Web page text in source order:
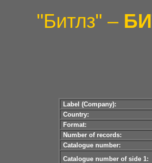
"Битлз" –
Label (Company):
Country:
Format:
Number of records:
Catalogue number:
Catalogue number of side 1: